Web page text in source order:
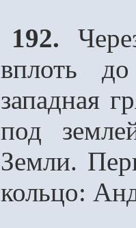
192.
вплоть
западная
под
Земли.
кольцо: